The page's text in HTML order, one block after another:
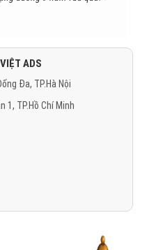
ADS
Đa, TP.Hà Nội
1, TP.Hồ Chí Minh